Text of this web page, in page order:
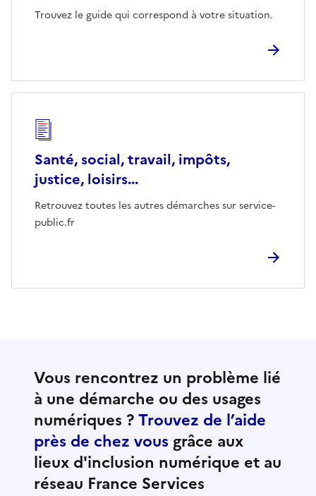
Trouvez le guide qui correspond à votre situation.
Santé, social, travail, impôts,
justice, loisirs...
Retrouvez toutes les autres démarches sur service-
public.fr
Vous rencontrez un problème lié
à une démarche ou des usages
numériques ?Trouvez de l’aide
près de chez vous grâce aux
lieux d'inclusion numérique et au
réseau France Services